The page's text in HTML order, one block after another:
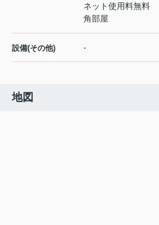
ネット使用料無料
角部屋
設備(その他) -
地図